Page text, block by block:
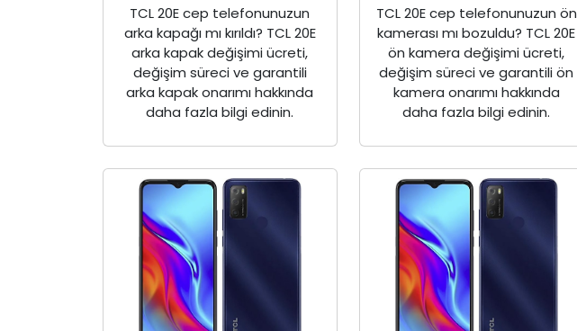
TCL 20E cep telefonunuzun
arka kapağı mı kırıldı? TCL 20E
arka kapak değişimi ücreti,
değişim süreci ve garantili
arka kapak onarımı hakkında
daha fazla bilgi edinin.
TCL 20E cep telefonunuzun ön
kamerası mı bozuldu? TCL 20E
ön kamera değişimi ücreti,
değişim süreci ve garantili ön
kamera onarımı hakkında
daha fazla bilgi edinin.